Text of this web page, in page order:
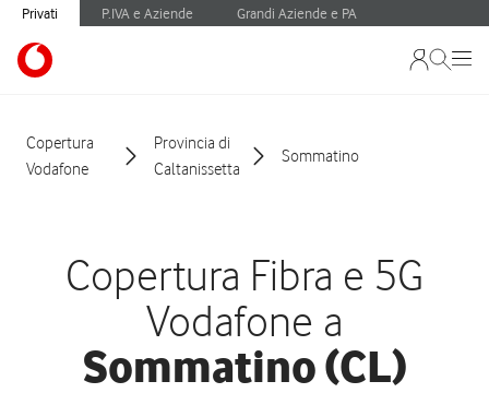
Privati P.IVA e Aziende Grandi Aziende e PA
Copertura
Vodafone
Provincia di
Caltanissetta
Sommatino
Copertura Fibra e 5G
Vodafone a
Sommatino (CL)